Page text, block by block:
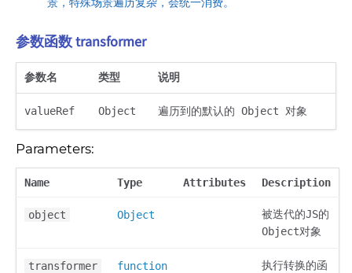
参数函数 transformer
参数名 类型 说明
valueRef Object 遍历到的默认的 Object 对象
Parameters:
Name Type Attributes Description
object Object
被迭代的JS的
Object对象
transformer function
执行转换的函